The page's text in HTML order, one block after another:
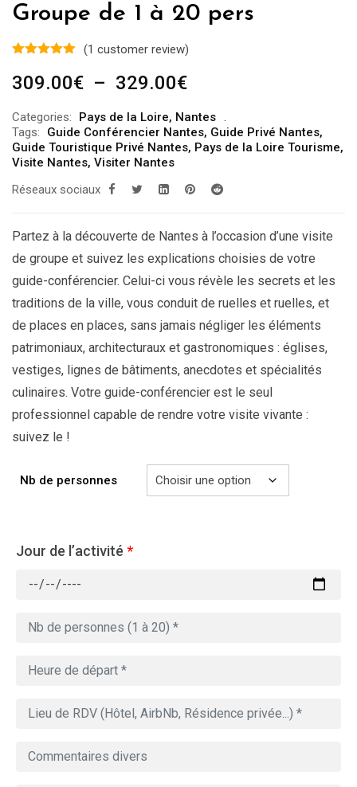
Groupe de 1 à 20 pers
(1 customer review)
309.00€ – 329.00€Plage
prix :
309.00€
329.00€
Categories: Pays de la Loire, Nantes
Tags:
Guide Conférencier Nantes, Guide Privé Nantes,
Guide Touristique Privé Nantes, Pays de la Loire Tourisme,
Visite Nantes, Visiter Nantes
Réseaux sociaux
Partez à la découverte de Nantes à l’occasion d’une visite
de groupe et suivez les explications choisies de votre
guide-conférencier. Celui-ci vous révèle les secrets et les
traditions de la ville, vous conduit de ruelles et ruelles, et
de places en places, sans jamais négliger les éléments
patrimoniaux, architecturaux et gastronomiques : églises,
vestiges, lignes de bâtiments, anecdotes et spécialités
culinaires. Votre guide-conférencier est le seul
professionnel capable de rendre votre visite vivante :
suivez le !
Nb de personnes
Jour de l’activité *